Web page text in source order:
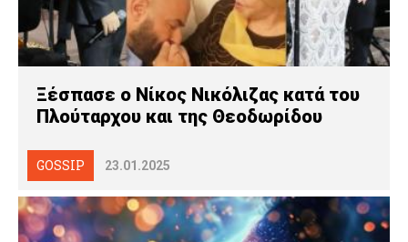
Ξέσπασε ο Νίκος Νικόλιζας κατά του
Πλούταρχου και της Θεοδωρίδου
GOSSIP 23.01.2025